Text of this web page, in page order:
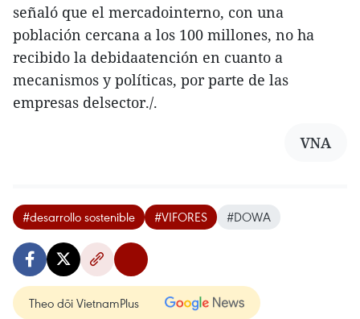
señaló que el mercadointerno, con una
población cercana a los 100 millones, no ha
recibido la debidaatención en cuanto a
mecanismos y políticas, por parte de las
empresas delsector./.
VNA
#desarrollo sostenible #VIFORES #DOWA
Theo dõi VietnamPlus